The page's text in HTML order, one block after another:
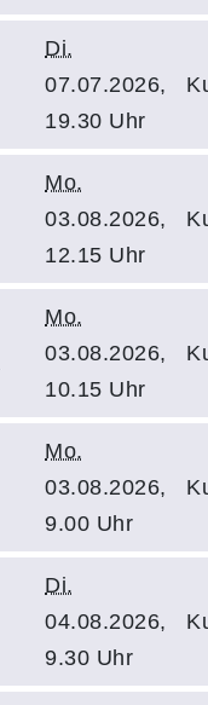
Di.
07.07.2026,
19.30 Uhr
Mo.
03.08.2026,
12.15 Uhr
Mo.
03.08.2026,
10.15 Uhr
Mo.
03.08.2026,
9.00 Uhr
Di.
04.08.2026,
9.30 Uhr